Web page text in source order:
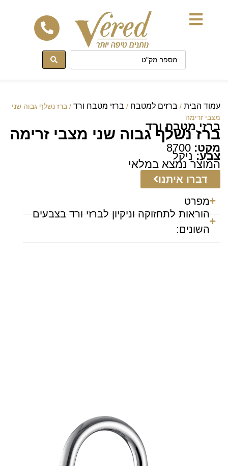
עמוד הבית / ברזים למטבח / ברזי מטבח ורד / ברז נשלף גבוה שני
מצבי זרימה
ברזי מטבח ורד
ברז נשלף גבוה שני מצבי זרימה
מקט:
צבע:ניקל
המוצר נמצא במלאי
דברו איתנו
מפרט
הוראות לתחזוקה וניקיון לברזי ורד בצבעים
השונים: